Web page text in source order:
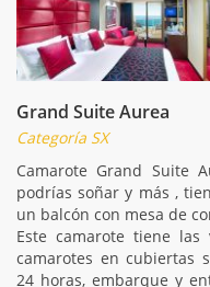
Grand Suite Aurea
Categoría SX
Camarote Grand Suite
podrías soñar y más ,
un balcón con mesa de
Este camarote tiene las
camarotes en cubiertas
24 horas, embarque y